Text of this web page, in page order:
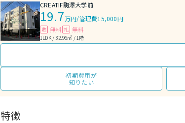
CREATIF駒澤大学前
19.7万円/管理費15,000円
敷 無料 礼 無料
1LDK / 32.96㎡ / 1階
初期費用が
知りたい
特徴